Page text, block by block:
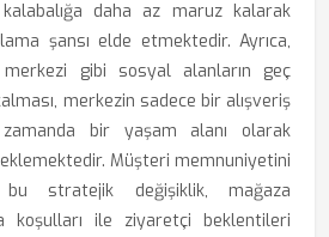
daha az maruz kalarak
şansı elde etmektedir. Ayrıca,
gibi sosyal alanların geç
merkezin sadece bir alışveriş
bir yaşam alanı olarak
Müşteri memnuniyetini
stratejik değişiklik, mağaza
koşulları ile ziyaretçi beklentileri